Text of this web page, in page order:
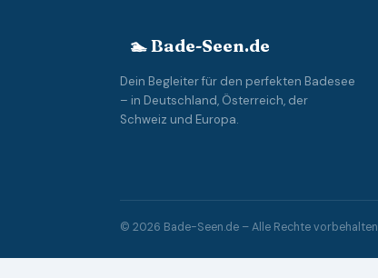
🏊 Bade-Seen.de
Dein Begleiter für den perfekten Badesee
– in Deutschland, Österreich, der
Schweiz und Europa.
© 2026 Bade-Seen.de – Alle Rechte vorbehalten